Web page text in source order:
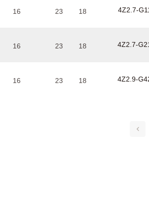
16 23 18 4Z2.7-
16 23 18 4Z2.7-
16 23 18 4Z2.9-